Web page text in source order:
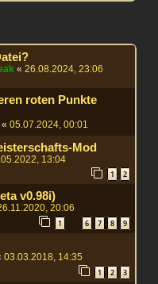
«26.08.2024, 23:06
roten Punkte
«05.07.2024, 00:01
Mod
13:04
1 2
v0.98i)
20:06
1 … 6 7 8 9
03.03.2018, 14:35
1 2 3